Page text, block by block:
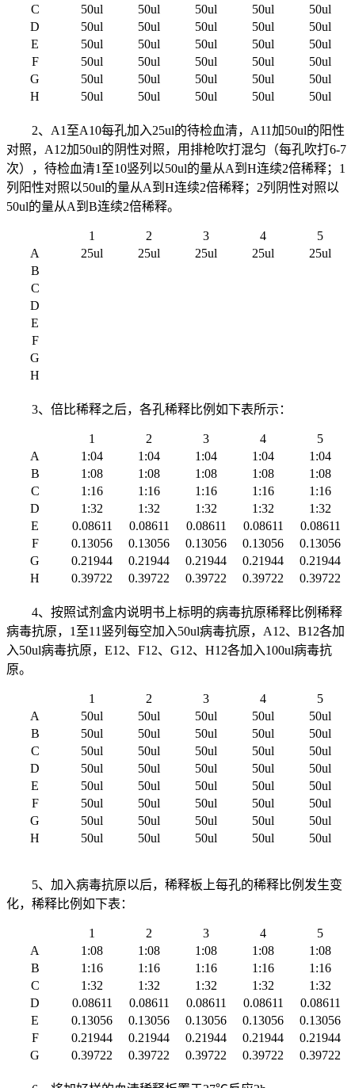
C
50ul 50ul 50ul 50ul
50ul
D
50ul 50ul 50ul 50ul
50ul
E
50ul 50ul 50ul 50ul
50ul
F
50ul 50ul 50ul 50ul
50ul
G
50ul 50ul 50ul 50ul
50ul
H
50ul 50ul 50ul 50ul 50ul
2、A1至A10每孔加入25ul的待检血清，A11加50ul的阳性
对照，A12加50ul的阴性对照，用排枪吹打混匀（每孔吹打6-7
次），待检血清1至10竖列以50ul的量从A到H连续2倍稀释；1
列阳性对照以50ul的量从A到H连续2倍稀释；2列阴性对照以
50ul的量从A到B连续2倍稀释。
1 2 3 4
5
A
25ul 25ul 25ul 25ul
25ul
B
C
D
E
F
G
H
3、倍比稀释之后，各孔稀释比例如下表所示：
1 2 3 4
5
A
1:04 1:04 1:04 1:04
1:04
B
1:08 1:08 1:08 1:08
1:08
C
1:16 1:16 1:16 1:16
1:16
D
1:32 1:32 1:32 1:32
1:32
E
0.08611 0.08611 0.08611 0.08611
0.08611
F
0.13056 0.13056 0.13056 0.13056
0.13056
G
0.21944 0.21944 0.21944 0.21944
0.21944
H
0.39722 0.39722 0.39722 0.39722 0.39722
4、按照试剂盒内说明书上标明的病毒抗原稀释比例稀释
病毒抗原，1至11竖列每空加入50ul病毒抗原，A12、B12各加
入50ul病毒抗原，E12、F12、G12、H12各加入100ul病毒抗
原。
1 2 3 4
5
A
50ul 50ul 50ul 50ul
50ul
B
50ul 50ul 50ul 50ul
50ul
C
50ul 50ul 50ul 50ul
50ul
D
50ul 50ul 50ul 50ul
50ul
E
50ul 50ul 50ul 50ul
50ul
F
50ul 50ul 50ul 50ul
50ul
G
50ul 50ul 50ul 50ul
50ul
H
50ul 50ul 50ul 50ul 50ul
5、加入病毒抗原以后，稀释板上每孔的稀释比例发生变
化，稀释比例如下表：
1 2 3 4
5
A
1:08 1:08 1:08 1:08
1:08
B
1:16 1:16 1:16 1:16
1:16
C
1:32 1:32 1:32 1:32
1:32
D
0.08611 0.08611 0.08611 0.08611
0.08611
E
0.13056 0.13056 0.13056 0.13056
0.13056
F
0.21944 0.21944 0.21944 0.21944
0.21944
G
0.39722 0.39722 0.39722 0.39722 0.39722